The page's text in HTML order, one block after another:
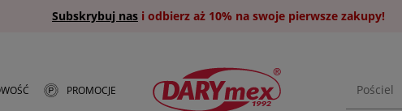
Subskrybuj nas i odbierz aż 10% na swoje pierwsze zakupy!
PROMOCJE